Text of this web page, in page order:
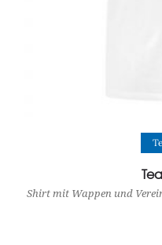
Shirt mit Wappen und